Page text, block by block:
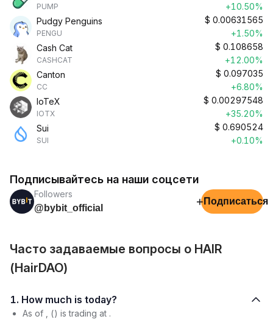
PUMP
+10.50%
Pudgy Penguins
PENGU
$ 0.00631565
+1.50%
Cash Cat
CASHCAT
$ 0.108658
+12.00%
Canton
CC
$ 0.097035
+6.80%
IoTeX
IOTX
$ 0.00297548
+35.20%
Sui
SUI
$ 0.690524
+0.10%
Подписывайтесь на наши соцсети
Followers
@bybit_official
+ Подписаться
Часто задаваемые вопросы о HAIR
(HairDAO)
1. How much is today?
As of , () is trading at .